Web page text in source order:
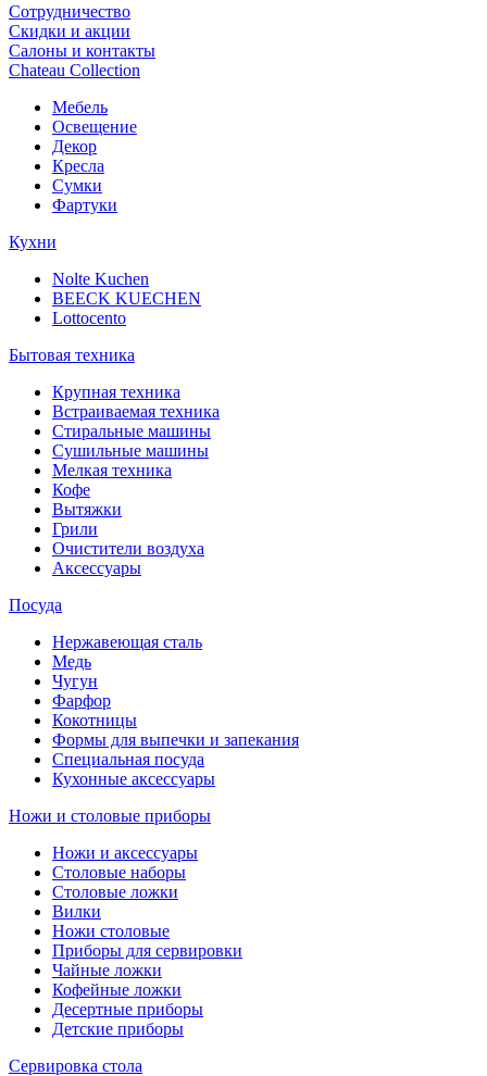
Сотрудничество
Скидки и акции
Салоны и контакты
Chateau Collection
Мебель
Освещение
Декор
Кресла
Сумки
Фартуки
Кухни
Nolte Kuchen
BEECK KUECHEN
Lottocento
Бытовая техника
Крупная техника
Встраиваемая техника
Стиральные машины
Сушильные машины
Мелкая техника
Кофе
Вытяжки
Грили
Очистители воздуха
Аксессуары
Посуда
Нержавеющая сталь
Медь
Чугун
Фарфор
Кокотницы
Формы для выпечки и запекания
Специальная посуда
Кухонные аксессуары
Ножи и столовые приборы
Ножи и аксессуары
Столовые наборы
Столовые ложки
Вилки
Ножи столовые
Приборы для сервировки
Чайные ложки
Кофейные ложки
Десертные приборы
Детские приборы
Сервировка стола